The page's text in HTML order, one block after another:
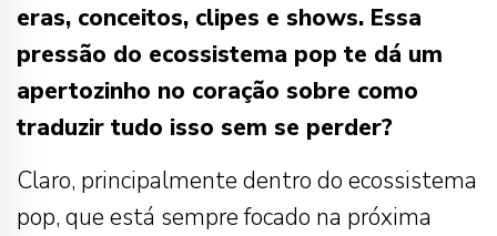
eras, conceitos, clipes e shows. Essa
pressão do ecossistema pop te dá um
apertozinho no coração sobre como
traduzir tudo isso sem se perder?
Claro, principalmente dentro do ecossistema
pop, que está sempre focado na próxima